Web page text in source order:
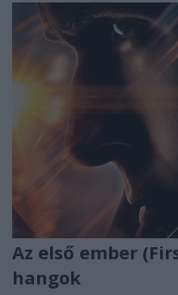
Az első ember
hangok